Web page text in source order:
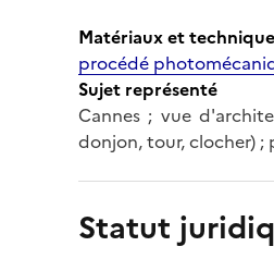
Matériaux et
procédé
Sujet représenté
Cannes ; vue
donjon, tour, clocher) ;
Statut